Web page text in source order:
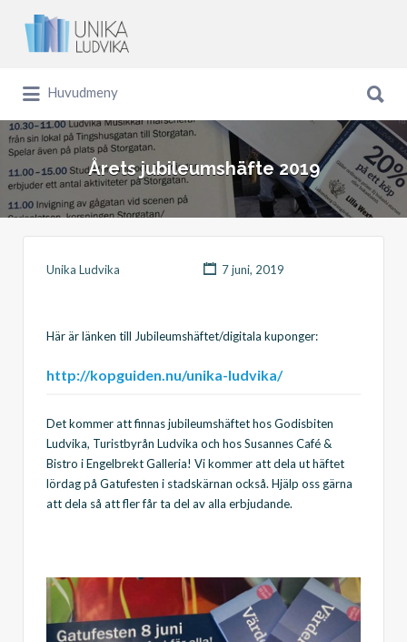
Sök
efter:
Huvudmeny
efter:
Årets jubileumshäfte 2019
Unika Ludvika 7 juni, 2019
Här är länken till Jubileumshäftet/digitala kuponger:
http://kopguiden.nu/unika-ludvika/
Det kommer att finnas jubileumshäftet hos Godisbiten
Ludvika, Turistbyrån Ludvika och hos Susannes Café &
Bistro i Engelbrekt Galleria! Vi kommer att dela ut häftet
lördag på Gatufesten i stadskärnan också. Hjälp oss gärna
att dela så att fler får ta del av alla erbjudande.